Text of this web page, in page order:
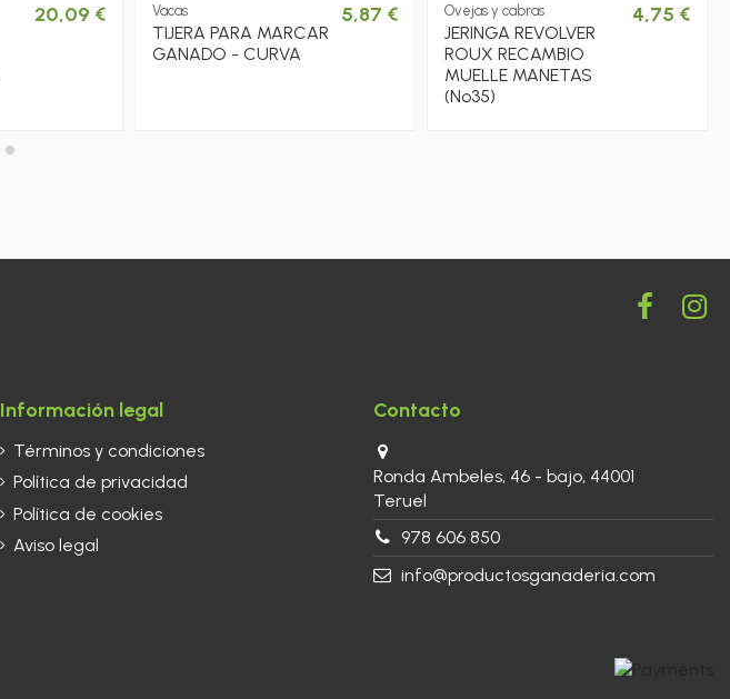
20,09 € Vacas
TIJERA PARA MARCAR
GANADO - CURVA
5,87 € Ovejas y cabras
JERINGA REVOLVER
ROUX RECAMBIO
MUELLE MANETAS
(Nº35)
4,75 €
Información legal
Términos y condiciones
Política de privacidad
Política de cookies
Aviso legal
Contacto
Ronda Ambeles, 46 - bajo, 44001
Teruel
978 606 850
info@productosganaderia.com